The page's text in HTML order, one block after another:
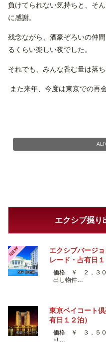
負けてられない気持ちと、そ
に感謝。
残念ながら、酒豪ぞろいの仲
るくらい楽しい夜でした。
それでも、みんな呑む量は落ち
また来年、今度は東京での再
エクシブ掘り
NEW
エクシブバージ
レード・占有日１
価格 ￥ ２，３０
出し物件…
東京ベイコート
有日１２泊）
価格 ￥ ３，５０
り…